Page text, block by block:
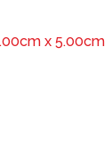
x 5.00cm